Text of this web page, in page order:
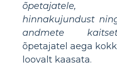
õpetajatele,
hinnakujundust
andmete
õpetajatel aega
loovalt kaasata.